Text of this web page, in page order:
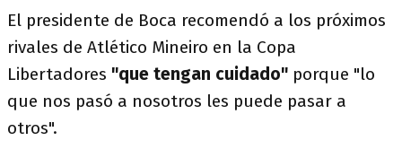
El presidente de Boca recomendó a los próximos
rivales de Atlético Mineiro en la Copa
Libertadores "que tengan cuidado" porque "lo
que nos pasó a nosotros les puede pasar a
otros".